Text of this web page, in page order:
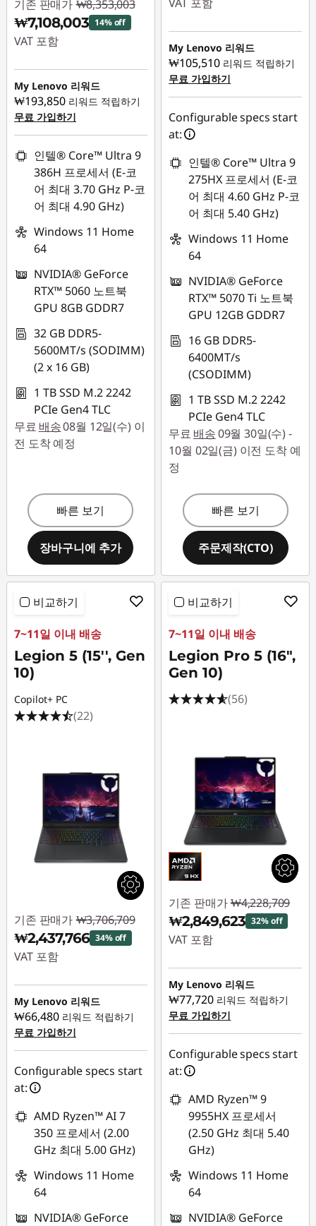
기존 판매가 ₩8,353,003
₩7,108,003 14% off
VAT 포함
즉시 할인: :-
₩1,245,000
My Lenovo 리워드
₩193,850 리워드 적립하기
무료 가입하기
인텔® Core™ Ultra 9
386H 프로세서 (E-코
어 최대 3.70 GHz P-코
어 최대 4.90 GHz)
Windows 11 Home
64
NVIDIA® GeForce
RTX™ 5060 노트북
GPU 8GB GDDR7
32 GB DDR5-
5600MT/s (SODIMM)
(2 x 16 GB)
1 TB SSD M.2 2242
PCIe Gen4 TLC
무료 배송08월 12일(수) 이
전 도착 예정
빠른 보기
장바구니에 추가
즉시 할인: :-
₩2,001,036
My Lenovo 리워드
₩105,510 리워드 적립하기
무료 가입하기
Configurable specs start
at:
인텔® Core™ Ultra 9
275HX 프로세서 (E-코
어 최대 4.60 GHz P-코
어 최대 5.40 GHz)
Windows 11 Home
64
NVIDIA® GeForce
RTX™ 5070 Ti 노트북
GPU 12GB GDDR7
16 GB DDR5-
6400MT/s
(CSODIMM)
1 TB SSD M.2 2242
PCIe Gen4 TLC
무료 배송09월 30일(수) -
10월 02일(금) 이전 도착 예
정
빠른 보기
주문제작(CTO)
비교하기
7~11일 이내 배송
Legion 5 (15'', Gen
10)
Copilot+ PC
(22)
기존 판매가 ₩3,706,709
₩2,437,766 34% off
VAT 포함
즉시 할인: :-
₩1,268,943
My Lenovo 리워드
₩66,480 리워드 적립하기
무료 가입하기
Configurable specs start
at:
AMD Ryzen™ AI 7
350 프로세서 (2.00
GHz 최대 5.00 GHz)
Windows 11 Home
64
NVIDIA® GeForce
비교하기
7~11일 이내 배송
Legion Pro 5 (16",
Gen 10)
(56)
기존 판매가 ₩4,228,709
₩2,849,623 32% off
VAT 포함
즉시 할인: :-
₩1,379,086
My Lenovo 리워드
₩77,720 리워드 적립하기
무료 가입하기
Configurable specs start
at:
AMD Ryzen™ 9
9955HX 프로세서
(2.50 GHz 최대 5.40
GHz)
Windows 11 Home
64
NVIDIA® GeForce